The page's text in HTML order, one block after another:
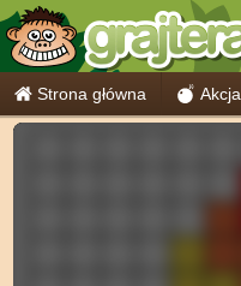
Strona główna Akcja